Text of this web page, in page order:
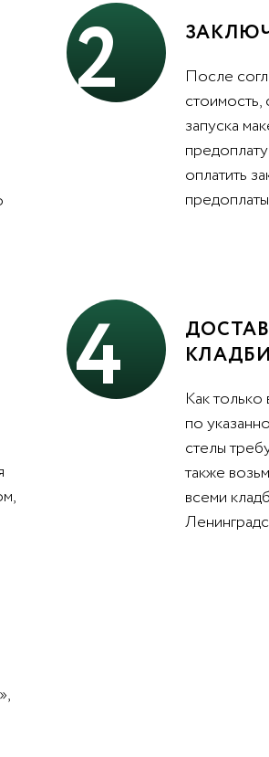
2
После
запуска
оплатить
4
Как только
по
стелы
также
всеми